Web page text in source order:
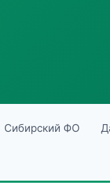
Сибирский ФО